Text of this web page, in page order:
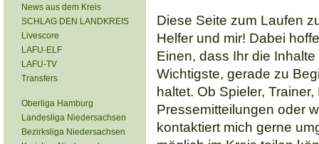
News aus dem Kreis
SCHLAG DEN LANDKREIS
Livescore
LAFU-ELF
LAFU-TV
Transfers
Oberliga Hamburg
Landesliga Niedersachsen
Bezirksliga Niedersachsen
Diese Seite zum Laufen
Helfer und mir! Dabei
Einen, dass Ihr die
Wichtigste, gerade zu
haltet. Ob Spieler,
Pressemitteilungen oder
kontaktiert mich gerne